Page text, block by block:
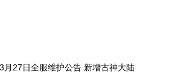
3月27日全服维护公告 新增古神大陆